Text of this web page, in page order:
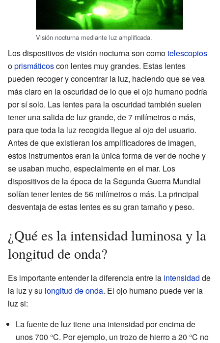
Visión nocturna mediante luz amplificada.
Los dispositivos de visión nocturna son comotelescopios
oprismáticoscon lentes muy grandes. Estas lentes
pueden recoger y concentrar la luz, haciendo que se vea
más claro en la oscuridad de lo que el ojo humano podría
por sí solo. Las lentes para la oscuridad también suelen
tener una salida de luz grande, de 7 milímetros o más,
para que toda la luz recogida llegue al ojo del usuario.
Antes de que existieran los amplificadores de imagen,
estos instrumentos eran la única forma de ver de noche y
se usaban mucho, especialmente en el mar. Los
dispositivos de la época de la Segunda Guerra Mundial
solían tener lentes de 56 milímetros o más. La principal
desventaja de estas lentes es su gran tamaño y peso.
¿Qué es la intensidad luminosa y la
longitud de onda?
Es importante entender la diferencia entre la intensidad de
la luz y su longitud de onda. El ojo humano puede ver la
luz si:
La fuente de luz tiene una intensidad por encima de
unos 700 °C. Por ejemplo, un trozo de hierro a 20 °C no